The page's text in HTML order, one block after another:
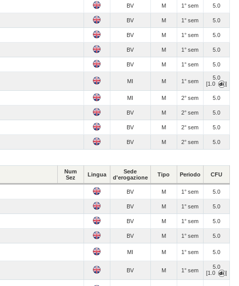
BV M 1° sem 5.0
BV M 1° sem 5.0
BV M 1° sem 5.0
BV M 1° sem 5.0
BV M 1° sem 5.0
MI M 1° sem
5.0
[1.0
]
MI M 2° sem 5.0
BV M 2° sem 5.0
BV M 2° sem 5.0
BV M 2° sem 5.0
Num
Sez
Lingua
Sede
d'erogazione
Tipo Periodo CFU
BV M 1° sem 5.0
BV M 1° sem 5.0
BV M 1° sem 5.0
BV M 1° sem 5.0
MI M 1° sem 5.0
BV M 1° sem
5.0
[1.0
]